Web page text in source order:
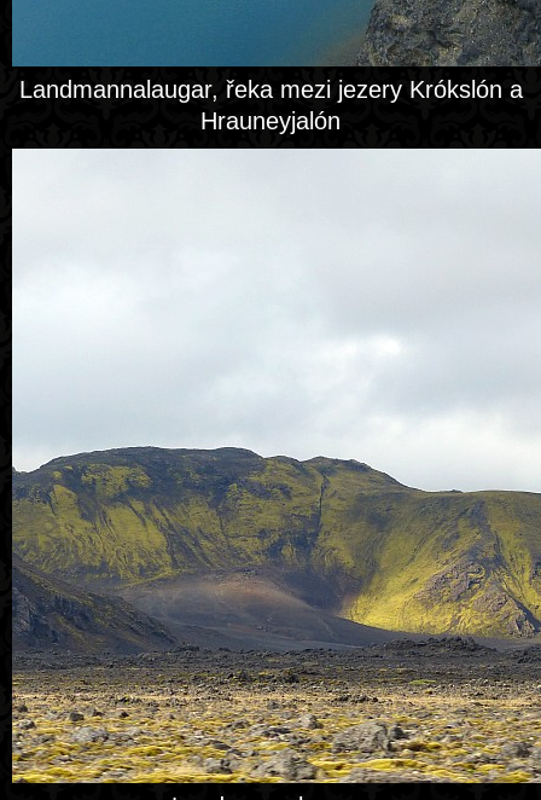
Landmannalaugar, řeka mezi jezery Krókslón a
Hrauneyjalón